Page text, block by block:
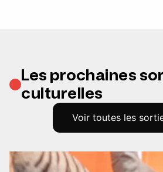
Les prochaines
culturelles
Voir toutes les